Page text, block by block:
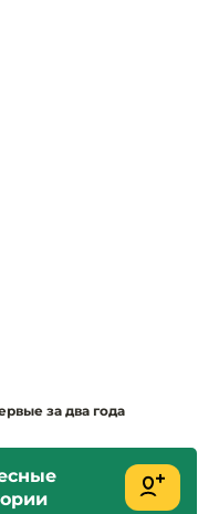
за два года